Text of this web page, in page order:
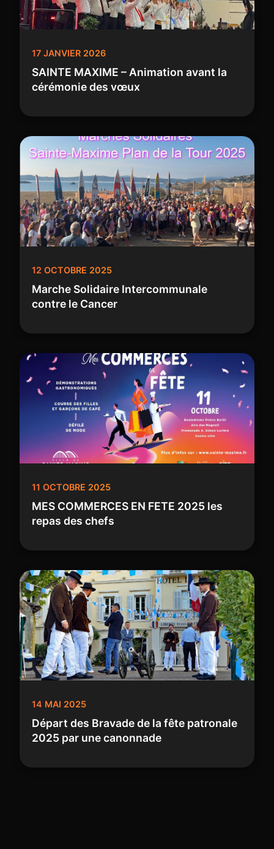
17 JANVIER 2026
SAINTE MAXIME – Animation avant la
cérémonie des vœux
12 OCTOBRE 2025
Marche Solidaire Intercommunale
contre le Cancer
11 OCTOBRE 2025
MES COMMERCES EN FETE 2025 les
repas des chefs
14 MAI 2025
Départ des Bravade de la fête patronale
2025 par une canonnade